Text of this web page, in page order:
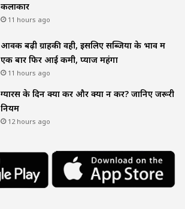
कलाकार
11 hours ago
आवक बढ़ी ग्राहकी वही, इसलिए सब्जियों के भाव में
एक बार फिर आई कमी, प्याज महंगा
11 hours ago
ग्यारस के दिन क्या करें और क्या न करें? जानिए जरूरी
नियम
12 hours ago